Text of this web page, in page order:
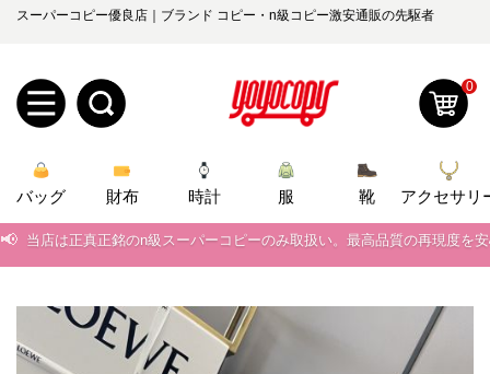
スーパーコピー優良店｜ブランド コピー・n級コピー激安通販の先駆者
規
ユ
ザ
ロ
グ
ン
オ
0
バッグ 財布 時計 服 靴
アクセサリ
📢 当店は正真正銘のn級スーパーコピーのみ取扱い。最高品質の再現度を